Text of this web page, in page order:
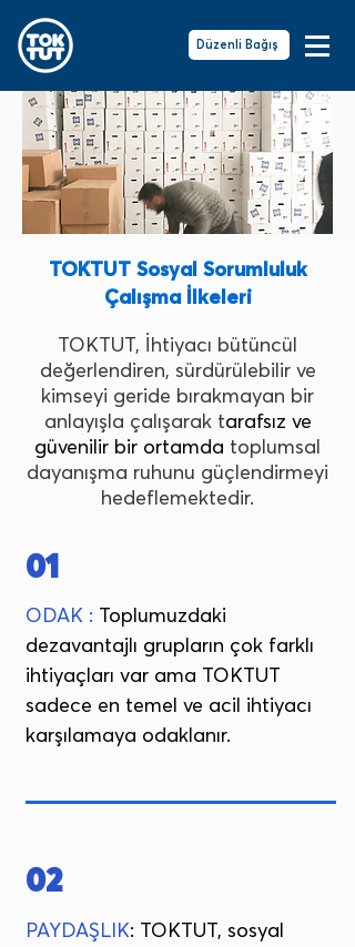
Düzenli Bağış
TOKTUT Sosyal Sorumluluk
Çalışma İlkeleri
TOKTUT, İhtiyacı bütüncül
değerlendiren, sürdürülebilir ve
kimseyi geride bırakmayan bir
anlayışla çalışarak tarafsız ve
güvenilir bir ortamda toplumsal
dayanışma ruhunu güçlendirmeyi
hedeflemektedir.
01
ODAK : Toplumuzdaki
dezavantajlı grupların çok farklı
ihtiyaçları var ama TOKTUT
sadece en temel ve acil ihtiyacı
karşılamaya odaklanır.
02
PAYDAŞLIK: TOKTUT, sosyal